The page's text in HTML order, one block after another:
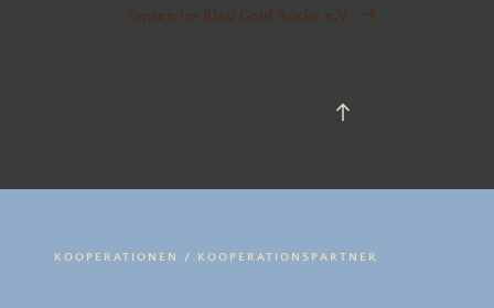
Beitrag
Tanzen im Blau Gold Röcke e.V.
KOOPERATIONEN / KOOPERATIONSPARTNER